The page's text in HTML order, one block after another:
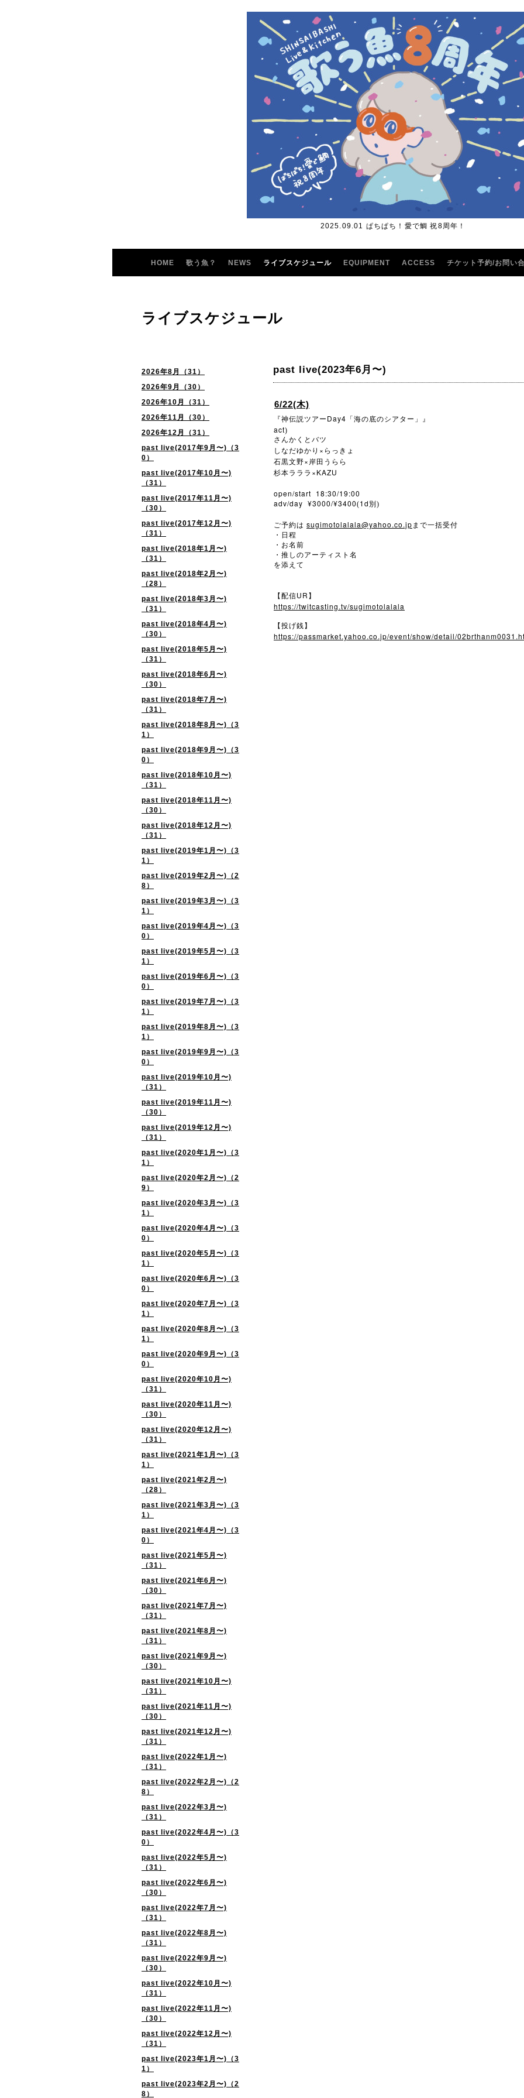
2025.09.01 ぱちぱち！愛で鯛 祝8周年！
HOME 歌う魚？ NEWS ライブスケジュール EQUIPMENT ACCESS チケット予約/お問い
2026年8月（31）
2026年9月（30）
2026年10月（31）
2026年11月（30）
2026年12月（31）
past live(2017年9月〜)（3
0）
past live(2017年10月〜)
（31）
past live(2017年11月〜)
（30）
past live(2017年12月〜)
（31）
past live(2018年1月〜)
（31）
past live(2018年2月〜)
（28）
past live(2018年3月〜)
（31）
past live(2018年4月〜)
（30）
past live(2018年5月〜)
（31）
past live(2018年6月〜)
（30）
past live(2018年7月〜)
（31）
past live(2018年8月〜)（3
1）
past live(2018年9月〜)（3
0）
past live(2018年10月〜)
（31）
past live(2018年11月〜)
（30）
past live(2018年12月〜)
（31）
past live(2019年1月〜)（3
1）
past live(2019年2月〜)（2
8）
past live(2019年3月〜)（3
1）
past live(2019年4月〜)（3
0）
past live(2019年5月〜)（3
1）
past live(2019年6月〜)（3
0）
past live(2019年7月〜)（3
1）
past live(2019年8月〜)（3
1）
past live(2019年9月〜)（3
0）
past live(2019年10月〜)
（31）
past live(2019年11月〜)
（30）
past live(2019年12月〜)
（31）
past live(2020年1月〜)（3
1）
past live(2020年2月〜)（2
9）
past live(2020年3月〜)（3
1）
past live(2020年4月〜)（3
0）
past live(2020年5月〜)（3
1）
past live(2020年6月〜)（3
0）
past live(2020年7月〜)（3
1）
past live(2020年8月〜)（3
1）
past live(2020年9月〜)（3
0）
past live(2020年10月〜)
（31）
past live(2020年11月〜)
（30）
past live(2020年12月〜)
（31）
past live(2021年1月〜)（3
1）
past live(2021年2月〜)
（28）
past live(2021年3月〜)（3
1）
past live(2021年4月〜)（3
0）
past live(2021年5月〜)
（31）
past live(2021年6月〜)
（30）
past live(2021年7月〜)
（31）
past live(2021年8月〜)
（31）
past live(2021年9月〜)
（30）
past live(2021年10月〜)
（31）
past live(2021年11月〜)
（30）
past live(2021年12月〜)
（31）
past live(2022年1月〜)
（31）
past live(2022年2月〜)（2
8）
past live(2022年3月〜)
（31）
past live(2022年4月〜)（3
0）
past live(2022年5月〜)
（31）
past live(2022年6月〜)
（30）
past live(2022年7月〜)
（31）
past live(2022年8月〜)
（31）
past live(2022年9月〜)
（30）
past live(2022年10月〜)
（31）
past live(2022年11月〜)
（30）
past live(2022年12月〜)
（31）
past live(2023年1月〜)（3
1）
past live(2023年2月〜)（2
8）
ライブスケジュール
past live(2023年6月〜)
6/22(木)
『神伝説ツアー Day4 「海の底のシアター」』
act)
さんかくとバツ
しなだゆかり × らっきょ
石黒文野× 岸田うらら
杉本ラララ ×KAZU
open/start 18:30/19:00
adv/day ¥3000/¥3400(1d 別)
ご予約は sugimotolalala@yahoo.co.jp まで一括受付
・日程
・お名前
・推しのアーティスト名
を添えて
【配信UR 】
https://twitcasting.tv/sugimotolalala
【投げ銭】
https://passmarket.yahoo.co.jp/event/show/detail/